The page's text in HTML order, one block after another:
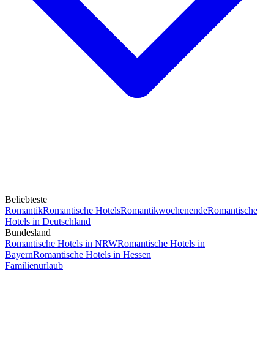
Beliebteste
RomantikRomantische HotelsRomantikwochenendeRomantische
Hotels in Deutschland
Bundesland
Romantische Hotels in NRWRomantische Hotels in
BayernRomantische Hotels in Hessen
Familienurlaub